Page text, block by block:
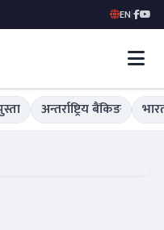
EN|
अन्तर्राष्ट्रिय बैंकिङ